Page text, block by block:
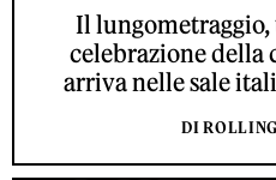
Il
celebrazione della
arriva nelle sale
DI